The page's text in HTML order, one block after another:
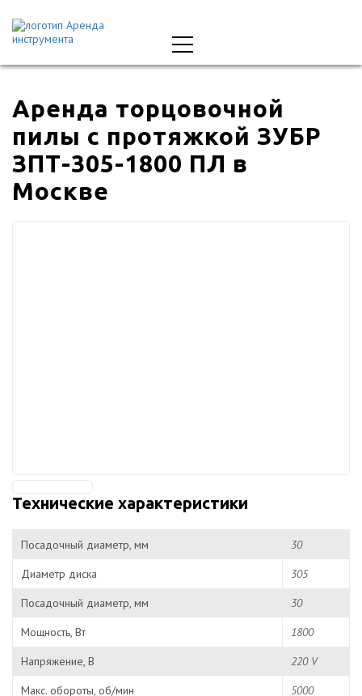
Аренда торцовочной
пилы с протяжкой ЗУБР
ЗПТ-305-1800 ПЛ в
Москве
Технические характеристики
Посадочный диаметр, мм
30
Диаметр диска
305
Посадочный диаметр, мм
30
Мощность, Вт
1800
Напряжение, В
220 V
Макс. обороты, об/мин
5000